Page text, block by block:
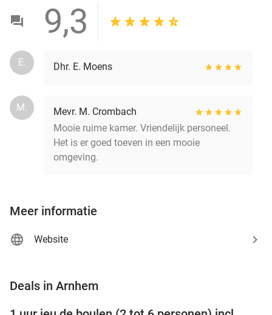
9,3
E. Dhr. E. Moens
M.
Mevr. M. Crombach
Mooie ruime kamer. Vriendelijk personeel.
Het is er goed toeven in een mooie
omgeving.
Meer informatie
Website
Deals in Arnhem